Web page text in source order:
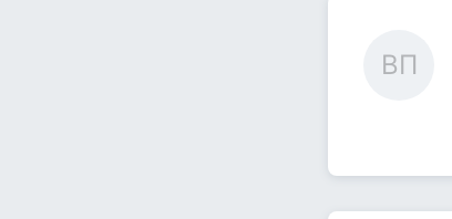
ВП